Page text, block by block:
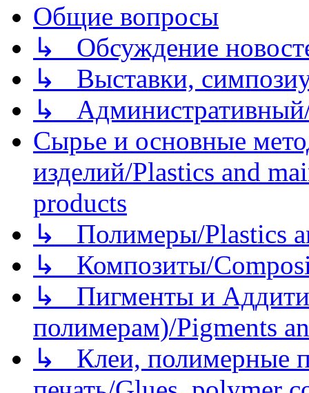
Общие вопросы
↳ Обсуждение
↳ Выставки,
↳
Сырье и основные
изделий/Plastics and
products
↳ Полимеры/Plastics
↳ Композиты/
↳ Пигменты и
полимерам)/Pigments
↳ Клеи, полимерные